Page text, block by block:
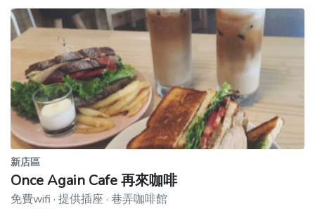
新店區
Once Again Cafe 再來咖啡
免費wifi · 提供插座 · 巷弄咖啡館